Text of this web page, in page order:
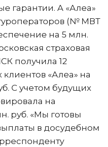
гарантии. А «Алеа»
(№ МВТ
на 5 млн.
страховая
получила 12
«Алеа» на
С учетом будущих
на
руб. «Мы готовы
в досудебном